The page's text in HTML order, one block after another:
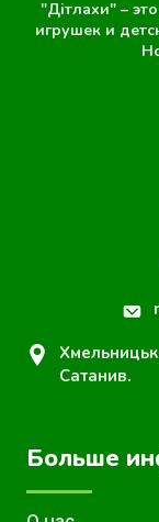
"Дітлахи" –
игрушек и
Сатанив.
Больше